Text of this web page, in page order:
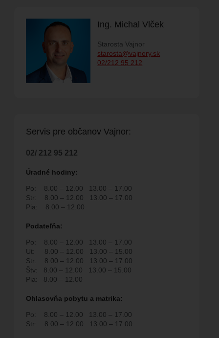
POVOLENÍ NA
PODUJATÍ
Ing. Michal Vlček
Starosta Vajnor
starosta@vajnory.sk
02/212 95 212
Servis pre občanov Vajnor:
02/ 212 95 212
Úradné hodiny:
Po: 8.00 – 12.00
13.00 – 17.00
Str:
8.00 – 12.00
13.00 – 17.00
Pia:
8.00 – 12.00
Podateľňa:
Po: 8.00 – 12.00
13.00 – 17.00
Ut:
8.00 – 12.00
13.00 – 15.00
Str:
8.00 – 12.00
13.00 – 17.00
Štv:
8.00 – 12.00
13.00 – 15.00
Pia:
8.00 – 12.00
Ohlasovňa pobytu a matrika:
Po: 8.00 – 12.00
13.00 – 17.00
Str:
8.00 – 12.00 13.00 – 17.00